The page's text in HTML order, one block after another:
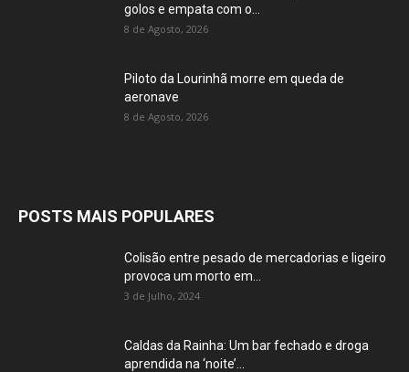
golos e empata com o...
8 de Agosto, 2026
Piloto da Lourinhã morre em queda de
aeronave
8 de Agosto, 2026
POSTS MAIS POPULARES
Colisão entre pesado de mercadorias e ligeiro
provoca um morto em...
3 de Julho, 2024
Caldas da Rainha: Um bar fechado e droga
aprendida na ‘noite’...